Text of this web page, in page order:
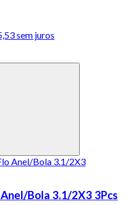
sem juros
Bola 3.1/2X3 3Pcs